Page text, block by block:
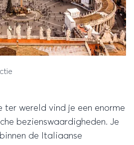
ter wereld vind je een enorme
bezienswaardigheden. Je
de Italiaanse